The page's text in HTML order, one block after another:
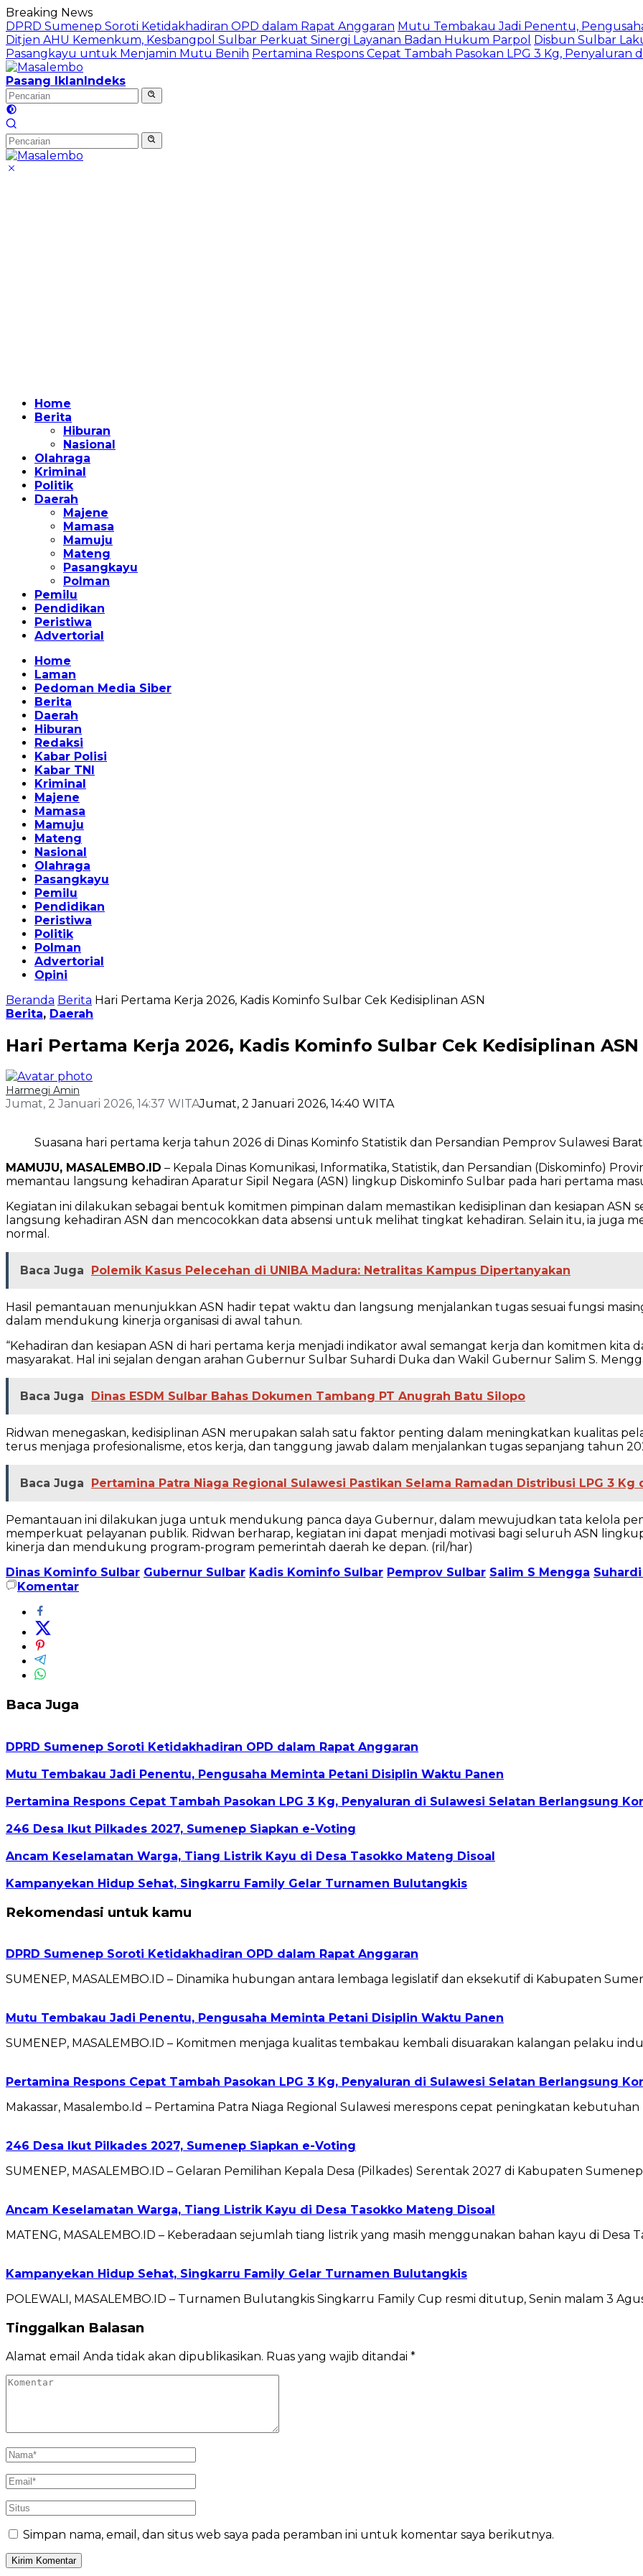
Langsung
ke
konten
Breaking News
DPRD Sumenep Soroti Ketidakhadiran OPD dalam Rapat Anggaran Mutu Tembakau Jadi Penentu,
Ditjen AHU Kemenkum, Kesbangpol Sulbar Perkuat Sinergi Layanan Badan Hukum Parpol Disbun Sulbar
Pasangkayu untuk Menjamin Mutu Benih Pertamina Respons Cepat Tambah Pasokan LPG 3 Kg,
Pasang IklanIndeks
Home
Berita
Hiburan
Nasional
Olahraga
Kriminal
Politik
Daerah
Majene
Mamasa
Mamuju
Mateng
Pasangkayu
Polman
Pemilu
Pendidikan
Peristiwa
Advertorial
Home
Laman
Pedoman Media Siber
Berita
Daerah
Hiburan
Redaksi
Kabar Polisi
Kabar TNI
Kriminal
Majene
Mamasa
Mamuju
Mateng
Nasional
Olahraga
Pasangkayu
Pemilu
Pendidikan
Peristiwa
Politik
Polman
Advertorial
Opini
Beranda Berita Hari Pertama Kerja 2026, Kadis Kominfo Sulbar Cek Kedisiplinan ASN
Berita, Daerah
Hari Pertama Kerja 2026, Kadis Kominfo Sulbar Cek Kedisiplinan ASN
Harmegi Amin
Jumat, 2 Januari 2026, 14:37 WITAJumat, 2 Januari 2026, 14:40 WITA
Suasana hari pertama kerja tahun 2026 di Dinas Kominfo Statistik dan Persandian Pemprov Sulawesi
MAMUJU, MASALEMBO.ID – Kepala Dinas Komunikasi, Informatika, Statistik, dan Persandian (Diskominfo)
memantau langsung kehadiran Aparatur Sipil Negara (ASN) lingkup Diskominfo Sulbar pada hari pertama
Kegiatan ini dilakukan sebagai bentuk komitmen pimpinan dalam memastikan kedisiplinan dan kesiapan
langsung kehadiran ASN dan mencocokkan data absensi untuk melihat tingkat kehadiran. Selain itu, ia juga
normal.
Baca Juga Polemik Kasus Pelecehan di UNIBA Madura: Netralitas Kampus Dipertanyakan
Hasil pemantauan menunjukkan ASN hadir tepat waktu dan langsung menjalankan tugas sesuai fungsi
dalam mendukung kinerja organisasi di awal tahun.
“Kehadiran dan kesiapan ASN di hari pertama kerja menjadi indikator awal semangat kerja dan komitmen kita
masyarakat. Hal ini sejalan dengan arahan Gubernur Sulbar Suhardi Duka dan Wakil Gubernur Salim S.
Baca Juga Dinas ESDM Sulbar Bahas Dokumen Tambang PT Anugrah Batu Silopo
Ridwan menegaskan, kedisiplinan ASN merupakan salah satu faktor penting dalam meningkatkan kualitas
terus menjaga profesionalisme, etos kerja, dan tanggung jawab dalam menjalankan tugas sepanjang tahun
Baca Juga Pertamina Patra Niaga Regional Sulawesi Pastikan Selama Ramadan Distribusi LPG 3 Kg
Pemantauan ini dilakukan juga untuk mendukung panca daya Gubernur, dalam mewujudkan tata kelola
memperkuat pelayanan publik. Ridwan berharap, kegiatan ini dapat menjadi motivasi bagi seluruh ASN
kinerja dan mendukung program-program pemerintah daerah ke depan. (ril/har)
Dinas Kominfo Sulbar Gubernur Sulbar Kadis Kominfo Sulbar Pemprov Sulbar Salim S Mengga
Komentar
Baca Juga
DPRD Sumenep Soroti Ketidakhadiran OPD dalam Rapat Anggaran
Mutu Tembakau Jadi Penentu, Pengusaha Meminta Petani Disiplin Waktu Panen
Pertamina Respons Cepat Tambah Pasokan LPG 3 Kg, Penyaluran di Sulawesi Selatan Berlangsung
246 Desa Ikut Pilkades 2027, Sumenep Siapkan e-Voting
Ancam Keselamatan Warga, Tiang Listrik Kayu di Desa Tasokko Mateng Disoal
Kampanyekan Hidup Sehat, Singkarru Family Gelar Turnamen Bulutangkis
Rekomendasi untuk kamu
DPRD Sumenep Soroti Ketidakhadiran OPD dalam Rapat Anggaran
SUMENEP, MASALEMBO.ID – Dinamika hubungan antara lembaga legislatif dan eksekutif di Kabupaten
Mutu Tembakau Jadi Penentu, Pengusaha Meminta Petani Disiplin Waktu Panen
SUMENEP, MASALEMBO.ID – Komitmen menjaga kualitas tembakau kembali disuarakan kalangan pelaku
Pertamina Respons Cepat Tambah Pasokan LPG 3 Kg, Penyaluran di Sulawesi Selatan Berlangsung
Makassar, Masalembo.Id – Pertamina Patra Niaga Regional Sulawesi merespons cepat peningkatan kebutuhan
246 Desa Ikut Pilkades 2027, Sumenep Siapkan e-Voting
SUMENEP, MASALEMBO.ID – Gelaran Pemilihan Kepala Desa (Pilkades) Serentak 2027 di Kabupaten
Ancam Keselamatan Warga, Tiang Listrik Kayu di Desa Tasokko Mateng Disoal
MATENG, MASALEMBO.ID – Keberadaan sejumlah tiang listrik yang masih menggunakan bahan kayu di Desa
Kampanyekan Hidup Sehat, Singkarru Family Gelar Turnamen Bulutangkis
POLEWALI, MASALEMBO.ID – Turnamen Bulutangkis Singkarru Family Cup resmi ditutup, Senin malam 3
Tinggalkan Balasan
Alamat email Anda tidak akan dipublikasikan. Ruas yang wajib ditandai *
Simpan nama, email, dan situs web saya pada peramban ini untuk komentar saya berikutnya.